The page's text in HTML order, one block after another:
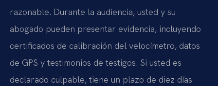
razonable. Durante la audiencia, usted y su
abogado pueden presentar evidencia, incluyendo
certificados de calibración del velocímetro, datos
de GPS y testimonios de testigos. Si usted es
declarado culpable, tiene un plazo de diez días